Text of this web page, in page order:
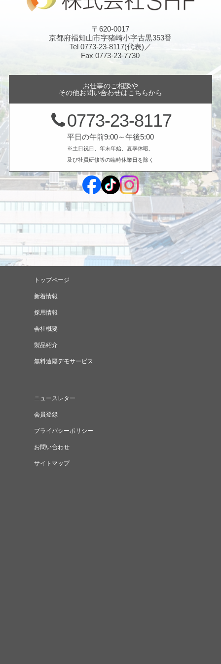
〒620-0017
京都府福知山市字猪崎小字古黒353番
Tel 0773-23-8117(代表)／
Fax 0773-23-7730
お仕事のご相談や
その他お問い合わせはこちらから
0773-23-8117
平日の午前9:00～午後5:00
※土日祝日、年末年始、夏季休暇、
及び社員研修等の臨時休業日を除く
トップページ
新着情報
採用情報
会社概要
製品紹介
無料遠隔デモサービス
ニュースレター
会員登録
プライバシーポリシー
お問い合わせ
サイトマップ